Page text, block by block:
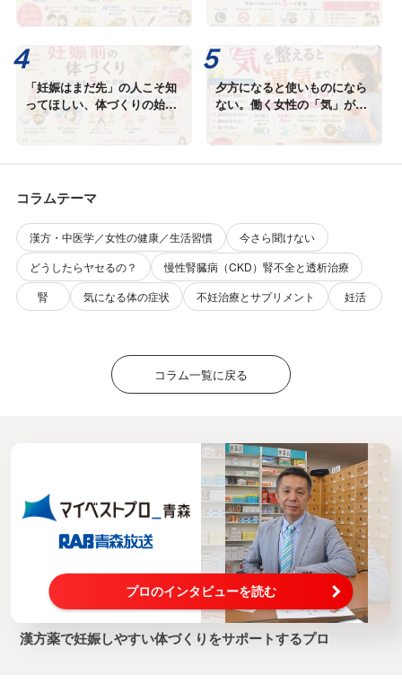
「妊娠はまだ先」の人こそ知
ってほしい、体づくりの始め
どき
夕方になると使いものになら
ない。働く女性の「気」が切
れる本当の理由
コラムテーマ
漢方・中医学／女性の健康／生活習慣
今さら聞けない
どうしたらヤセるの？
慢性腎臓病（CKD）腎不全と透析治療
腎
気になる体の症状 不妊治療とサプリメント 妊活
コラム一覧に戻る
プロのインタビューを読む
漢方薬で妊娠しやすい体づくりをサポートするプロ